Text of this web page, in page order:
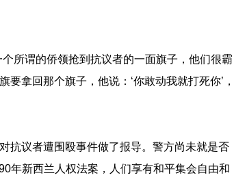
所谓的侨领抢到抗议者的一面旗子，他们很霸
拿回那个旗子，他说：‘你敢动我就打死你’，
抗议者遭围殴事件做了报导。警方尚未就是否
年新西兰人权法案，人们享有和平集会自由和